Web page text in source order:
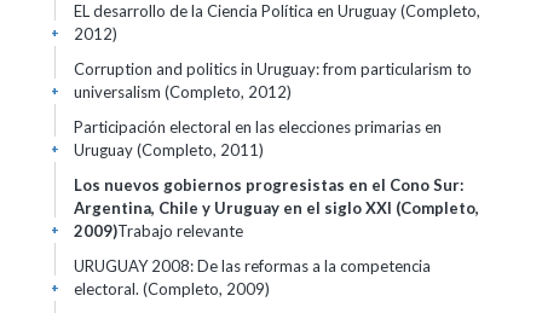
EL desarrollo de la Ciencia Política en Uruguay (Completo,
2012)
+
Corruption and politics in Uruguay: from particularism to
universalism (Completo, 2012)
+
Participación electoral en las elecciones primarias en
Uruguay (Completo, 2011)
+
Los nuevos gobiernos progresistas en el Cono Sur:
Argentina, Chile y Uruguay en el siglo XXI (Completo,
2009)Trabajo relevante
+
URUGUAY 2008: De las reformas a la competencia
electoral. (Completo, 2009)
+